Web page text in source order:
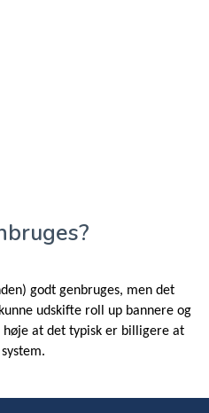
godt genbruges, men det
udskifte roll up bannere og
høje at det typisk er billigere at